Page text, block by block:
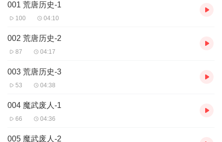
001 荒唐历史-1
100 04:10
002 荒唐历史-2
87 04:17
003 荒唐历史-3
53 04:38
004 魔武废人-1
66 04:36
005 魔武废人-2